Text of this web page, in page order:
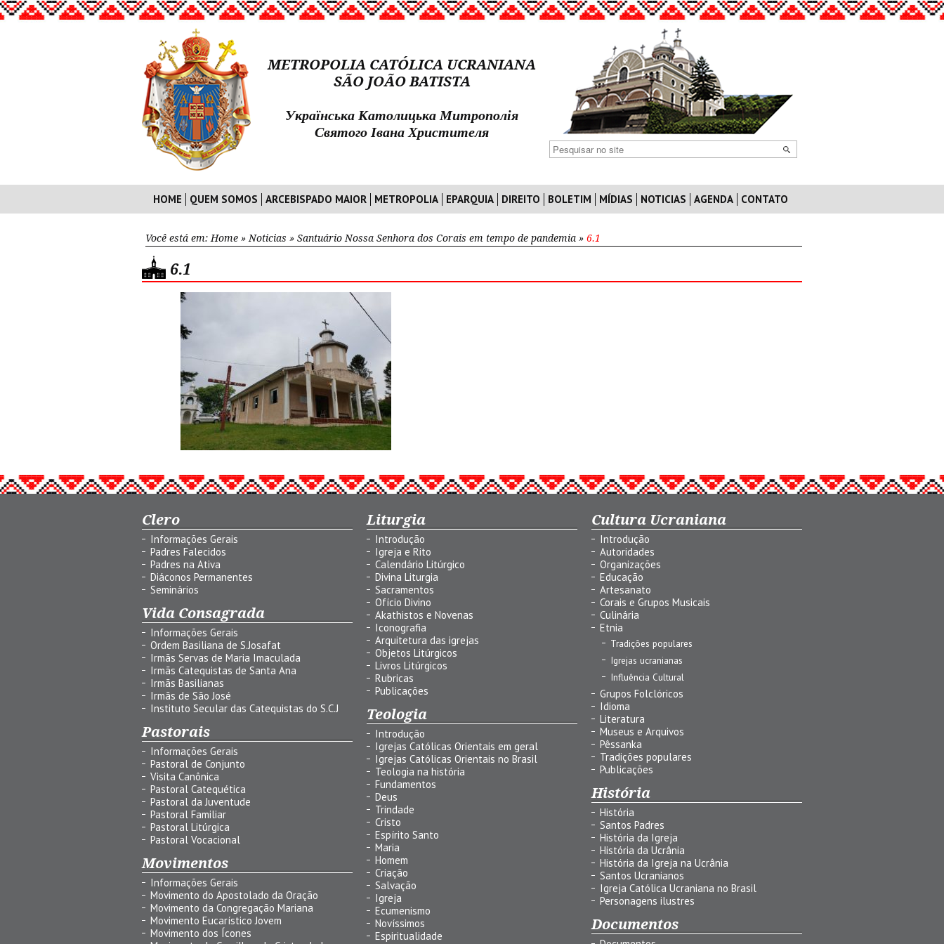
METROPOLIA CATÓLICA UCRANIANA
SÃO JOÃO BATISTA
Українська Католицька Митрополія
Святого Івана Христителя
HOME QUEM SOMOS ARCEBISPADO MAIOR METROPOLIA EPARQUIA DIREITO BOLETIM MÍDIAS NOTICIAS AGENDA CONTATO
Você está em: Home » Noticias » Santuário Nossa Senhora dos Corais em tempo de pandemia » 6.1
6.1
Clero
Informações Gerais
Padres Falecidos
Padres na Ativa
Diáconos Permanentes
Seminários
Vida Consagrada
Informações Gerais
Ordem Basiliana de S.Josafat
Irmãs Servas de Maria Imaculada
Irmãs Catequistas de Santa Ana
Irmãs Basilianas
Irmãs de São José
Instituto Secular das Catequistas do S.C.J
Pastorais
Informações Gerais
Pastoral de Conjunto
Visita Canônica
Pastoral Catequética
Pastoral da Juventude
Pastoral Familiar
Pastoral Litúrgica
Pastoral Vocacional
Movimentos
Informações Gerais
Movimento do Apostolado da Oração
Movimento da Congregação Mariana
Movimento Eucarístico Jovem
Movimento dos Ícones
Liturgia
Introdução
Igreja e Rito
Calendário Litúrgico
Divina Liturgia
Sacramentos
Ofício Divino
Akathistos e Novenas
Iconografia
Arquitetura das igrejas
Objetos Litúrgicos
Livros Litúrgicos
Rubricas
Publicações
Teologia
Introdução
Igrejas Católicas Orientais em geral
Igrejas Católicas Orientais no Brasil
Teologia na história
Fundamentos
Deus
Trindade
Cristo
Espírito Santo
Maria
Homem
Criação
Salvação
Igreja
Ecumenismo
Novíssimos
Espiritualidade
Cultura Ucraniana
Introdução
Autoridades
Organizações
Educação
Artesanato
Corais e Grupos Musicais
Culinária
Etnia
Tradições populares
Igrejas ucranianas
Influência Cultural
Grupos Folclóricos
Idioma
Literatura
Museus e Arquivos
Pêssanka
Tradições populares
Publicações
História
História
Santos Padres
História da Igreja
História da Ucrânia
História da Igreja na Ucrânia
Santos Ucranianos
Igreja Católica Ucraniana no Brasil
Personagens ilustres
Documentos